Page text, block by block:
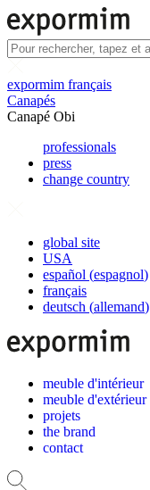
expormim français
Canapés
Canapé Obi
professionals
press
change country
global site
USA
español (espagnol)
français
deutsch (allemand)
meuble d'intérieur
meuble d'extérieur
projets
the brand
contact